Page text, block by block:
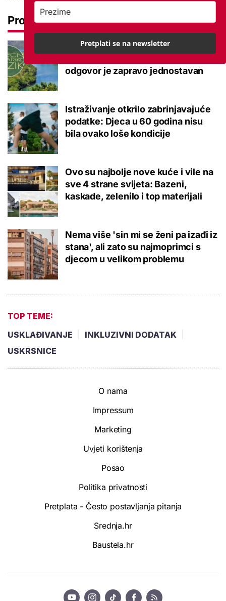
Pročitaj još
Tokom ili tijekom nastave? Ova
odgovor je zapravo jednostavan
Istraživanje otkrilo zabrinjavajuće
podatke: Djeca u 60 godina nisu
bila ovako loše kondicije
Ovo su najbolje nove kuće i vile na
sve 4 strane svijeta: Bazeni,
kaskade, zelenilo i top materijali
Nema više 'sin mi se ženi pa izađi iz
stana', ali zato su najmoprimci s
djecom u velikom problemu
TOP TEME:
USKLAĐIVANJE
INKLUZIVNI DODATAK
USKRSNICE
O nama
Impressum
Marketing
Uvjeti korištenja
Posao
Politika privatnosti
Pretplata - Često postavljanja pitanja
Srednja.hr
Baustela.hr
Pretplati se na newsletter